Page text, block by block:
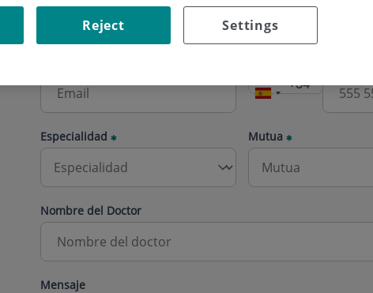
Especialidad Mutua
Nombre del Doctor
Mensaje
Settings
Reject